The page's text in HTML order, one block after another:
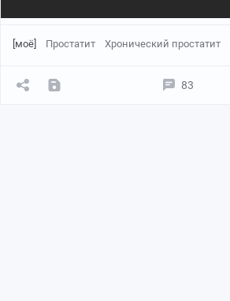
[моё] Простатит Хронический простатит
83